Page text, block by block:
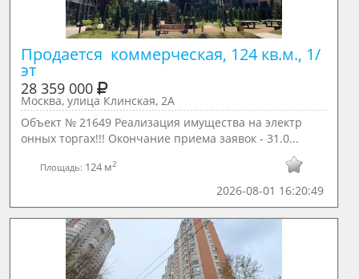
Продается  коммерческая, 124 кв.м., 1/
эт
28 359 000
Москва, улица Клинская, 2А
Объект № 21649 Реализация имущества на электр
онных торгах!!! Окончание приема заявок - 31.0...
Площадь: 124 м2
2026-08-01 16:20:49